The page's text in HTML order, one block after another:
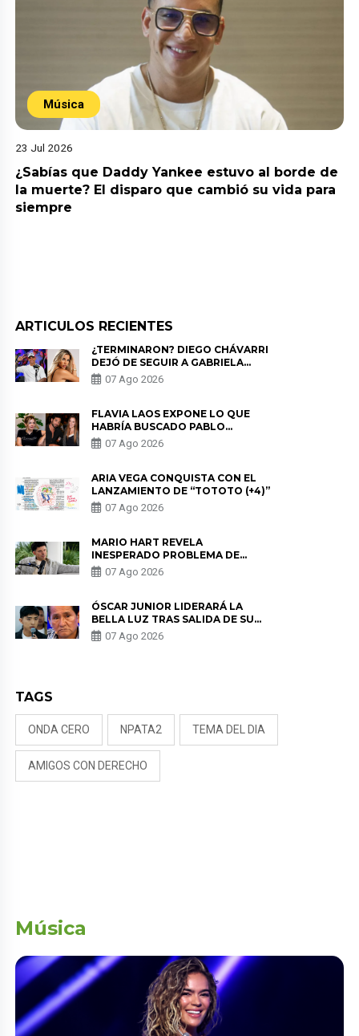
Música
23 Jul 2026
¿Sabías que Daddy Yankee estuvo al borde de
la muerte? El disparo que cambió su vida para
siempre
ARTICULOS RECIENTES
¿TERMINARON? DIEGO CHÁVARRI
DEJÓ DE SEGUIR A GABRIELA
HERRERA Y ANUNCIA SU SALIDA
DE PÓDCAST
07 Ago 2026
FLAVIA LAOS EXPONE LO QUE
HABRÍA BUSCADO PABLO
HEREDIA CON ALE FULLER: “UNA
DE LAS PARTES QUERÍA EL
07 Ago 2026
ARIA VEGA CONQUISTA CON EL
LANZAMIENTO DE “TOTOTO (+4)”
07 Ago 2026
MARIO HART REVELA
INESPERADO PROBLEMA DE
SALUD ANTES DE SEPARARSE DE
KORINA: “ME ENCONTRARON UN
07 Ago 2026
ÓSCAR JUNIOR LIDERARÁ LA
BELLA LUZ TRAS SALIDA DE SU
PADRE POR POLÉMICA CON
NALDY SALDAÑA
07 Ago 2026
TAGS
ONDA CERO NPATA2 TEMA DEL DIA
AMIGOS CON DERECHO
Música